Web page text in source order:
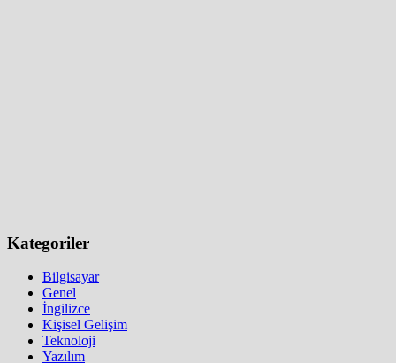
Kategoriler
Bilgisayar
Genel
İngilizce
Kişisel Gelişim
Teknoloji
Yazılım